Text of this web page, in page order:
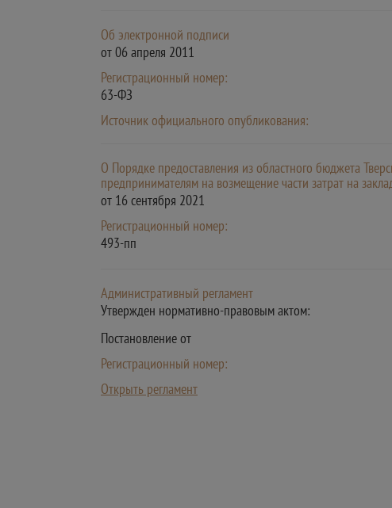
Об электронной подписи
от 06 апреля 2011
Регистрационный номер:
63-ФЗ
Источник официального опубликования:
О Порядке предоставления из областного бюджета
предпринимателям на возмещение части затрат на
от 16 сентября 2021
Регистрационный номер:
493-пп
Административный регламент
Утвержден нормативно-правовым актом:
Постановление от
Регистрационный номер:
Открыть регламент